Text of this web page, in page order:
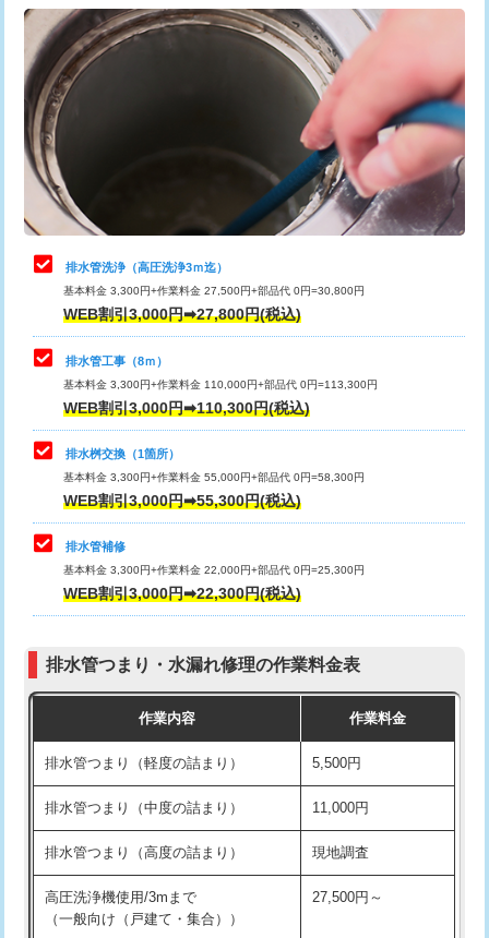
給水管工事※（ライニング鋼管・銅
管・ポリ管・HT管使用/3ｍまで)
44,000円
給水管工事※（ライニング鋼管・銅
管・ポリ管・HT管使用/3ｍ超え)
+8,800円
排水管工事（土の掘削・埋め戻し作
業）
11,000円~
排水管工事（排水管工事/3ｍまで） 55,000円
排水管工事（追加 排水管工事/3ｍ超
え）
マス交換（土の掘削・埋め戻し作業）
マス交換（深さ50㎝未満）
マス交換（深さ50㎝以上）
コンクリート斫り（厚さ10㎝まで）
コンクリート斫り（厚さ10㎝超え）
モルタル補修（厚さ10㎝まで）
モルタル補修（厚さ10㎝超え）
追加人工 16,500円
現場見積
※給水管工事は20mmまでの価格です。
追加トーラー機使用/3m超え +3,300円
カメラ調査 33,000円
桝清掃 8,800円
止水・漏水調査・防水処理・清掃・修
理・調整・分解・加工など（軽作業）
11,000円
止水・漏水調査・防水処理・清掃・修
理・調整・分解・加工など（中作業）
22,000円
止水・漏水調査・防水処理・清掃・修
理・調整・分解・加工など（重作業）
33,000円
その他部品の脱着
交換・取付（タンク）
交換・取付(単水栓（壁付・デッキ
式）)
交換・取付(混合水栓（壁付・デッキ
式・ワンホール）)
16,500円+材料費
交換・取付(排水栓・排水トラップ
交換・取付（その他部品） 11,000円+材料費
持込商品取付（単水栓） 13,200円
持込商品取付（混合水栓） 16,500円
持込商品取付（浄水器・分岐水栓） 16,500円
給水管工事※（ホール加工) 16,500円
給水管工事※（バンド止め) 3,300円
給水管工事※（支持金具設置)
排水管洗浄（高圧洗浄3ｍ迄）
基本料金 3,300円+作業料金 27,500円+部品代 0円=30,800円
WEB割引3,000円➡27,800円(税込)
排水管工事（8ｍ）
基本料金 3,300円+作業料金 110,000円+部品代 0円=113,300円
WEB割引3,000円➡110,300円(税込)
排水桝交換（1箇所）
基本料金 3,300円+作業料金 55,000円+部品代 0円=58,300円
WEB割引3,000円➡55,300円(税込)
排水管補修
基本料金 3,300円+作業料金 22,000円+部品代 0円=25,300円
WEB割引3,000円➡22,300円(税込)
排水管つまり・水漏れ修理の作業料金表
作業内容 作業料金
排水管つまり（軽度の詰まり） 5,500円
排水管つまり（中度の詰まり） 11,000円
排水管つまり（高度の詰まり） 現地調査
高圧洗浄機使用/3mまで
（一般向け（戸建て・集合））
27,500円～